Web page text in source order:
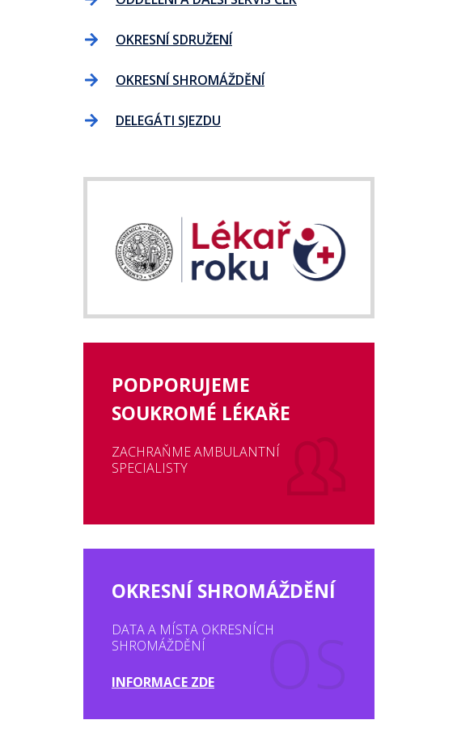
OKRESNÍ SDRUŽENÍ
OKRESNÍ SHROMÁŽDĚNÍ
DELEGÁTI SJEZDU
PODPORUJEME
SOUKROMÉ LÉKAŘE
ZACHRAŇME AMBULANTNÍ
SPECIALISTY
OKRESNÍ SHROMÁŽDĚNÍ
DATA A MÍSTA OKRESNÍCH
SHROMÁŽDĚNÍ
INFORMACE ZDE